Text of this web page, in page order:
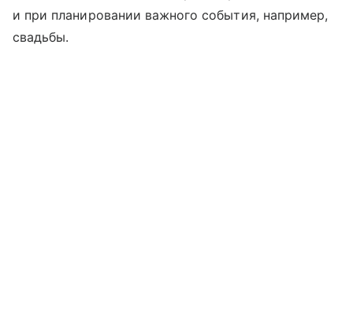
и при планировании важного события, например,
свадьбы.